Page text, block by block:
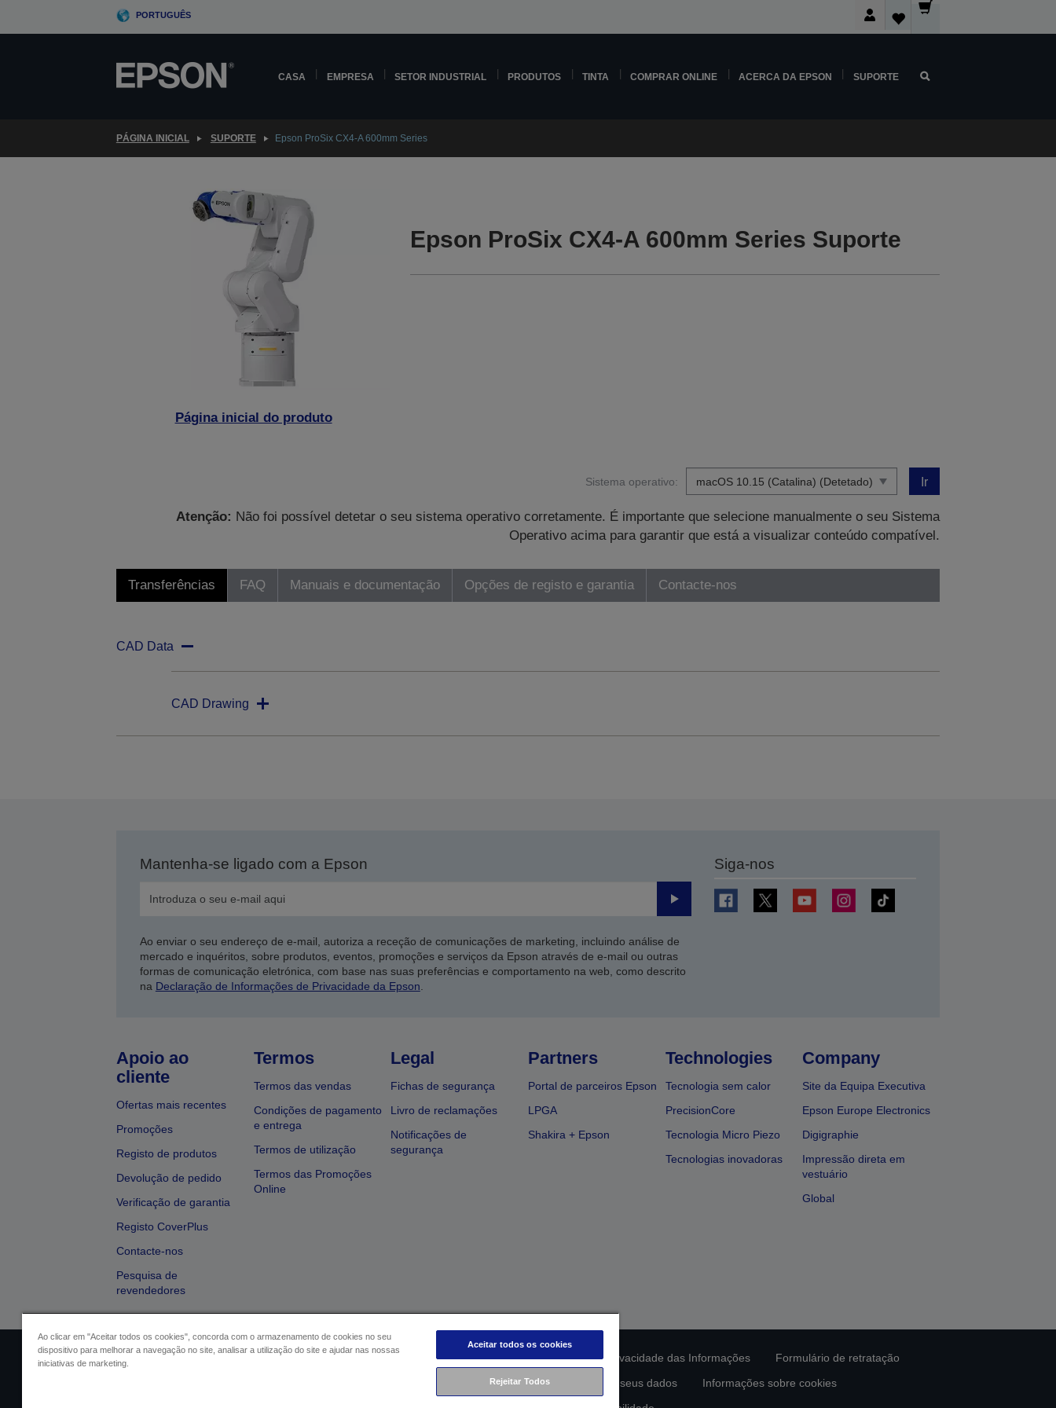
PORTUGUÊS
CASA EMPRESA SETOR INDUSTRIAL PRODUTOS TINTA COMPRAR ONLINE ACERCA DA EPSON SUPORTE
PÁGINA INICIAL SUPORTE Epson ProSix CX4-A 600mm Series
Página inicial do produto
Epson ProSix CX4-A 600mm Series Suporte
Sistema operativo: Ir
Atenção: Não foi possível detetar o seu sistema operativo corretamente. É importante que selecione manualmente o seu Sistema
Operativo acima para garantir que está a visualizar conteúdo compatível.
Transferências FAQ Manuais e documentação Opções de registo e garantia Contacte-nos
CAD Data
CAD Drawing
Mantenha-se ligado com a Epson
Enviar
Ao enviar o seu endereço de e-mail, autoriza a receção de comunicações de marketing, incluindo análise de
mercado e inquéritos, sobre produtos, eventos, promoções e serviços da Epson através de e-mail ou outras
formas de comunicação eletrónica, com base nas suas preferências e comportamento na web, como descrito
na Declaração de Informações de Privacidade da Epson.
Siga-nos
Apoio ao
cliente
Ofertas mais recentes
Promoções
Registo de produtos
Devolução de pedido
Verificação de garantia
Registo CoverPlus
Contacte-nos
Pesquisa de
revendedores
Termos
Termos das vendas
Condições de pagamento
e entrega
Termos de utilização
Termos das Promoções
Online
Legal
Fichas de segurança
Livro de reclamações
Notificações de
segurança
Partners
Portal de parceiros Epson
LPGA
Shakira + Epson
Technologies
Tecnologia sem calor
PrecisionCore
Tecnologia Micro Piezo
Tecnologias inovadoras
Company
Site da Equipa Executiva
Epson Europe Electronics
Digigraphie
Impressão direta em
vestuário
Global
Identificação do vendedor Identificação da conformidade do produto Declaração de Privacidade das Informações
Formulário de retratação
Contacte-nos sobre os seus dados
Informações sobre cookies
Ao clicar em "Aceitar todos os cookies", concorda com o armazenamento de cookies no seu
dispositivo para melhorar a navegação no site, analisar a utilização do site e ajudar nas nossas
iniciativas de marketing.
Aceitar todos os cookies
Rejeitar Todos